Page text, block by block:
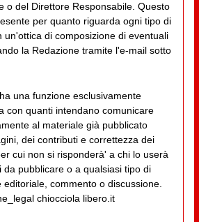
o del Direttore Responsabile. Questo
per quanto riguarda ogni tipo di
un'ottica di composizione di eventuali
la Redazione tramite l'e-mail sotto
una funzione esclusivamente
con quanti intendano comunicare
al materiale già pubblicato
dei contributi e correttezza dei
cui non si risponderà' a chi lo userà
da pubblicare o a qualsiasi tipo di
commento o discussione.
chiocciola libero.it